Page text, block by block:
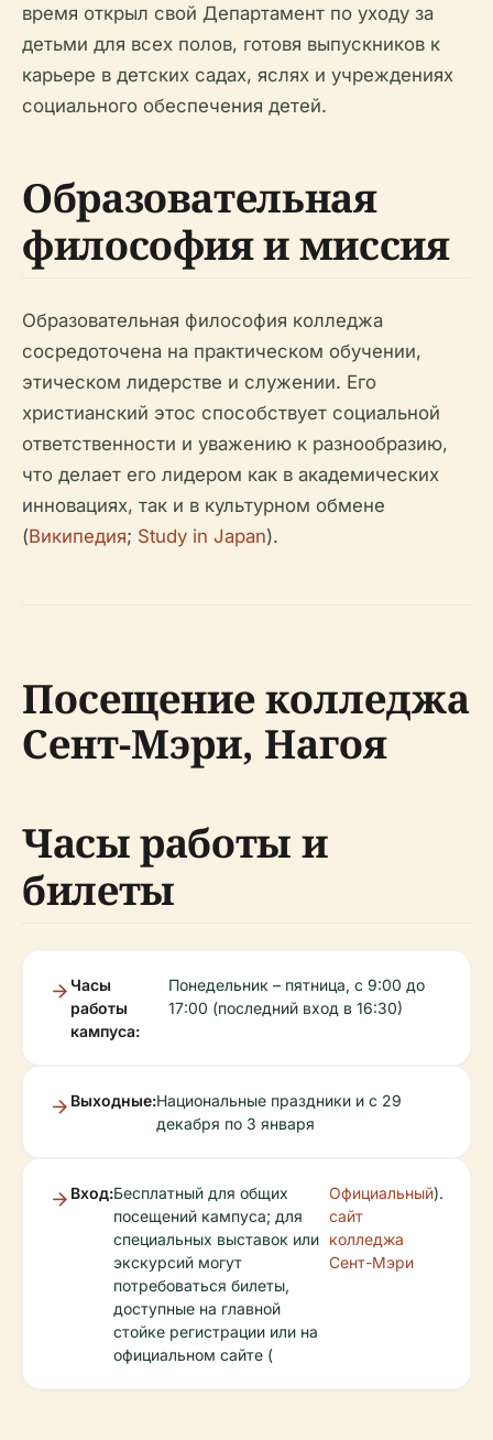
время открыл свой Департамент по уходу за
детьми для всех полов, готовя выпускников к
карьере в детских садах, яслях и учреждениях
социального обеспечения детей.
Образовательная
философия и миссия
Образовательная философия колледжа
сосредоточена на практическом обучении,
этическом лидерстве и служении. Его
христианский этос способствует социальной
ответственности и уважению к разнообразию,
что делает его лидером как в академических
инновациях, так и в культурном обмене
(Википедия; Study in Japan).
Посещение колледжа
Сент-Мэри, Нагоя
Часы работы и
билеты
Часы
работы
кампуса:
Понедельник – пятница, с 9:00 до
17:00 (последний вход в 16:30)
Выходные:Национальные праздники и с 29
декабря по 3 января
Вход:Бесплатный для общих
посещений кампуса; для
специальных выставок или
экскурсий могут
потребоваться билеты,
доступные на главной
стойке регистрации или на
официальном сайте (
Официальный
сайт
колледжа
Сент-Мэри
).